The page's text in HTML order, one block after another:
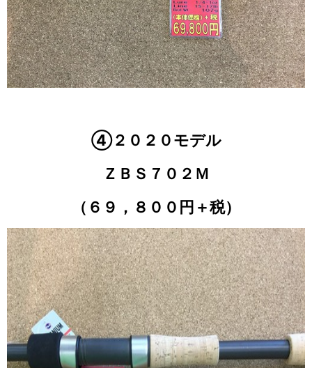
④２０２０モデル
ＺＢＳ７０２Ｍ
（６９，８００円＋税）